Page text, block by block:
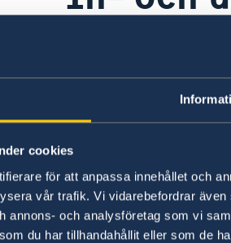
cookies
för att anpassa innehållet och
vår trafik. Vi vidarebefordrar
annons- och analysföretag som vi
du har tillhandahållit eller som de
Svenska
andra länders
Kontrollera de
myndigheter eller
Visum krävs och kan
Said Ibrahim (HAH).
Kontrollera aktuell
innan avresa.